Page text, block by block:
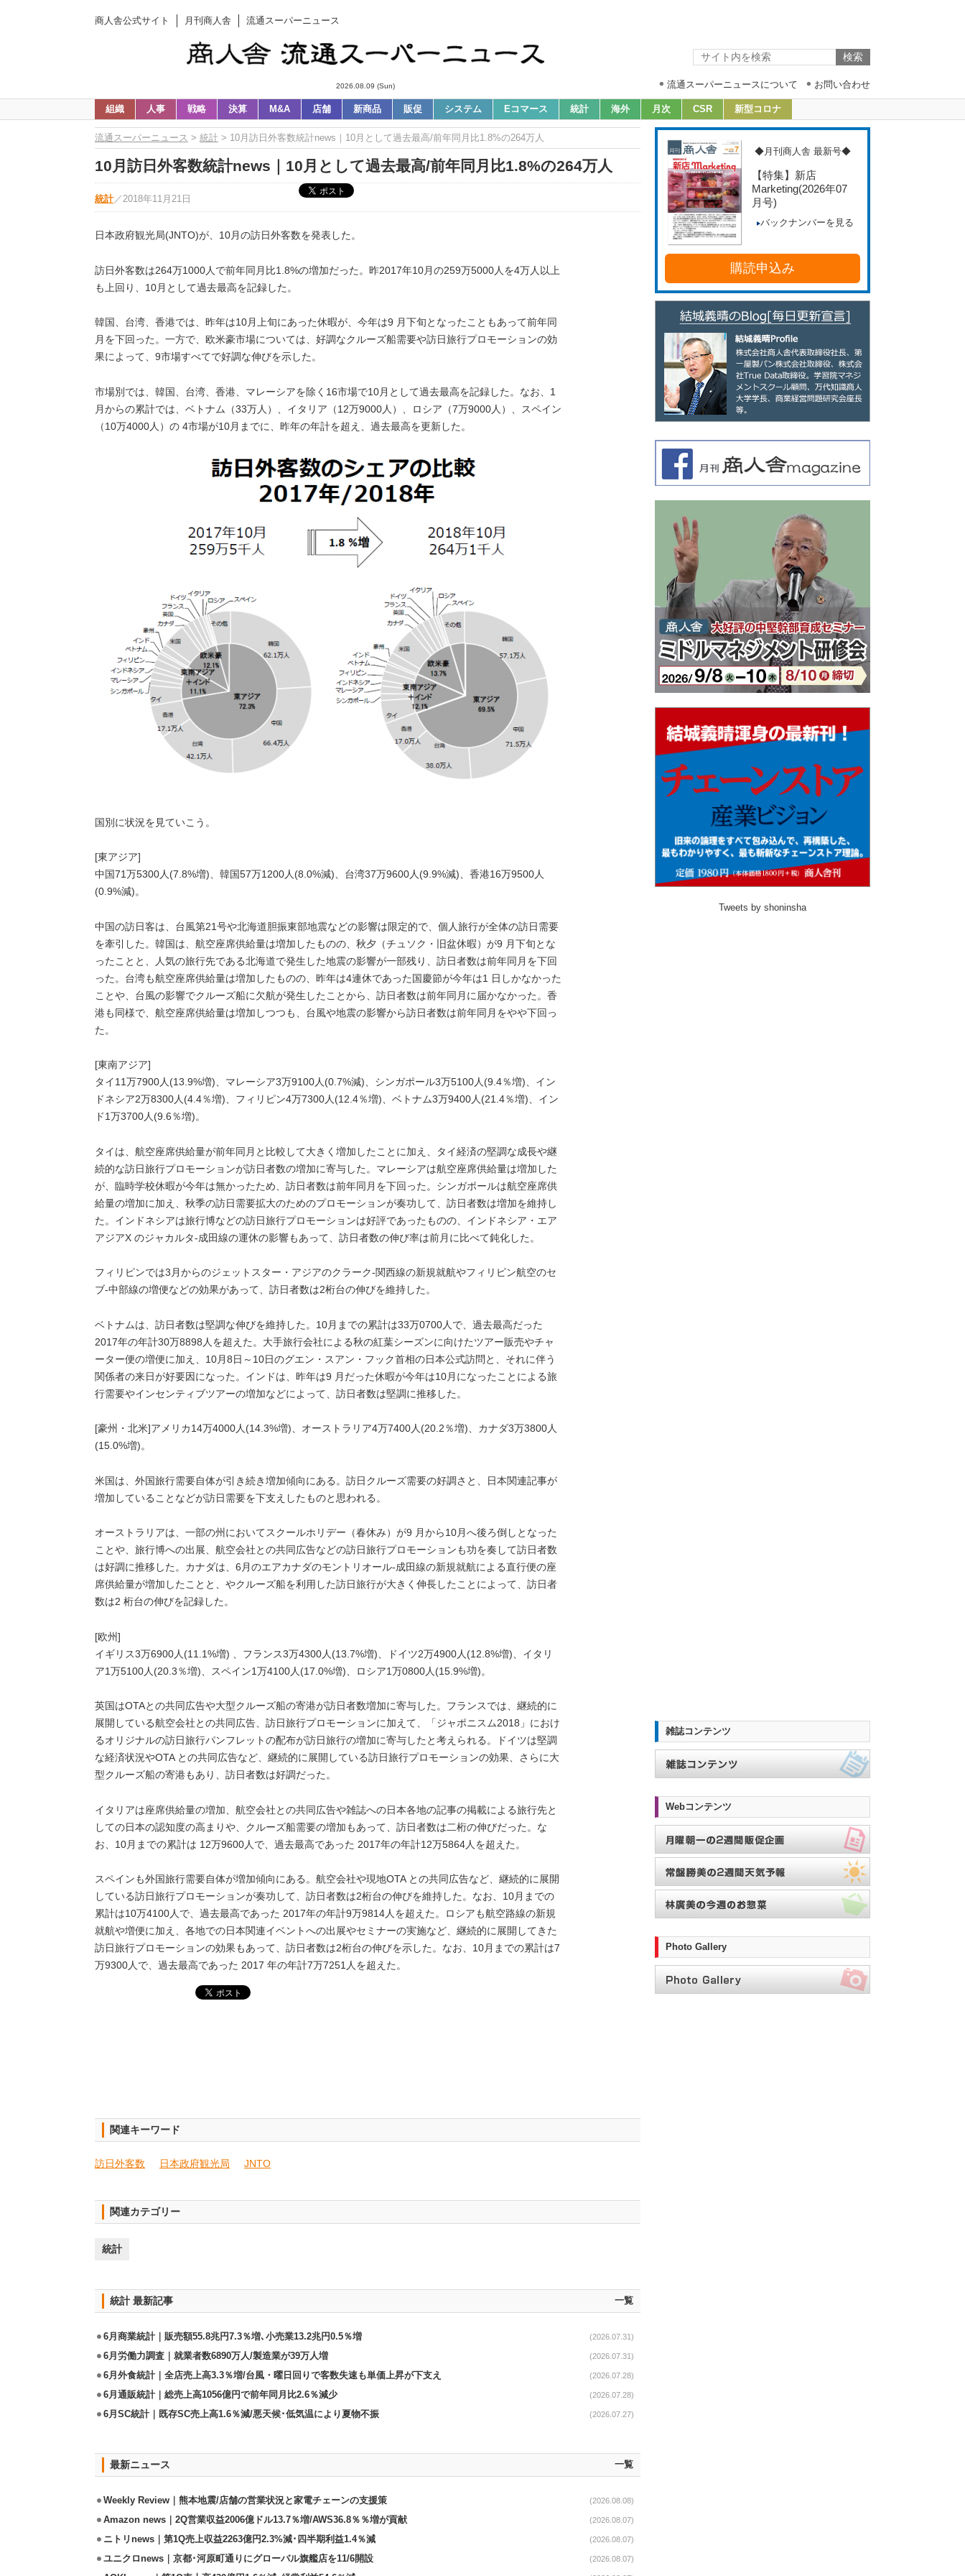
商人舎公式サイト 月刊商人舎 流通スーパーニュース
2026.08.09 (Sun) 流通スーパーニュースについて お問い合わせ
組織 人事 戦略 決算 M&A 店舗 新商品 販促 システム Eコマース 統計 海外 月次 CSR 新型コロナ
流通スーパーニュース > 統計 > 10月訪日外客数統計news｜10月として過去最高/前年同月比1.8%の264万人
10月訪日外客数統計news｜10月として過去最高/前年同月比1.8%の264万人
統計 ／ 2018年11月21日
日本政府観光局(JNTO)が、10月の訪日外客数を発表した。
訪日外客数は264万1000人で前年同月比1.8%の増加だった。昨2017年10月の259万5000人を4万人以上
も上回り、10月として過去最高を記録した。
韓国、台湾、香港では、昨年は10月上旬にあった休暇が、今年は9 月下旬となったこともあって前年同
月を下回った。一方で、欧米豪市場については、好調なクルーズ船需要や訪日旅行プロモーションの効
果によって、9市場すべてで好調な伸びを示した。
市場別では、韓国、台湾、香港、マレーシアを除く16市場で10月として過去最高を記録した。なお、1
月からの累計では、ベトナム（33万人）、イタリア（12万9000人）、ロシア（7万9000人）、スペイン
（10万4000人）の 4市場が10月までに、昨年の年計を超え、過去最高を更新した。
国別に状況を見ていこう。
[東アジア]
中国71万5300人(7.8%増)、韓国57万1200人(8.0%減)、台湾37万9600人(9.9%減)、香港16万9500人
(0.9%減)。
中国の訪日客は、台風第21号や北海道胆振東部地震などの影響は限定的で、個人旅行が全体の訪日需要
を牽引した。韓国は、航空座席供給量は増加したものの、秋夕（チュソク・旧盆休暇）が9 月下旬とな
ったことと、人気の旅行先である北海道で発生した地震の影響が一部残り、訪日者数は前年同月を下回
った。台湾も航空座席供給量は増加したものの、昨年は4連休であった国慶節が今年は1 日しかなかった
ことや、台風の影響でクルーズ船に欠航が発生したことから、訪日者数は前年同月に届かなかった。香
港も同様で、航空座席供給量は増加しつつも、台風や地震の影響から訪日者数は前年同月をやや下回っ
た。
[東南アジア]
タイ11万7900人(13.9%増)、マレーシア3万9100人(0.7%減)、シンガポール3万5100人(9.4％増)、イン
ドネシア2万8300人(4.4％増)、フィリピン4万7300人(12.4％増)、ベトナム3万9400人(21.4％増)、イン
ド1万3700人(9.6％増)。
タイは、航空座席供給量が前年同月と比較して大きく増加したことに加え、タイ経済の堅調な成長や継
続的な訪日旅行プロモーションが訪日者数の増加に寄与した。マレーシアは航空座席供給量は増加した
が、臨時学校休暇が今年は無かったため、訪日者数は前年同月を下回った。シンガポールは航空座席供
給量の増加に加え、秋季の訪日需要拡大のためのプロモーションが奏功して、訪日者数は増加を維持し
た。インドネシアは旅行博などの訪日旅行プロモーションは好評であったものの、インドネシア・エア
アジアX のジャカルタ-成田線の運休の影響もあって、訪日者数の伸び率は前月に比べて鈍化した。
フィリピンでは3月からのジェットスター・アジアのクラーク-関西線の新規就航やフィリピン航空のセ
ブ-中部線の増便などの効果があって、訪日者数は2桁台の伸びを維持した。
ベトナムは、訪日者数は堅調な伸びを維持した。10月までの累計は33万0700人で、過去最高だった
2017年の年計30万8898人を超えた。大手旅行会社による秋の紅葉シーズンに向けたツアー販売やチャ
ーター便の増便に加え、10月8日～10日のグエン・スアン・フック首相の日本公式訪問と、それに伴う
関係者の来日が好要因になった。インドは、昨年は9 月だった休暇が今年は10月になったことによる旅
行需要やインセンティブツアーの増加などによって、訪日者数は堅調に推移した。
[豪州・北米]アメリカ14万4000人(14.3%増)、オーストラリア4万7400人(20.2％増)、カナダ3万3800人
(15.0%増)。
米国は、外国旅行需要自体が引き続き増加傾向にある。訪日クルーズ需要の好調さと、日本関連記事が
増加していることなどが訪日需要を下支えしたものと思われる。
オーストラリアは、一部の州においてスクールホリデー（春休み）が9 月から10月へ後ろ倒しとなった
ことや、旅行博への出展、航空会社との共同広告などの訪日旅行プロモーションも功を奏して訪日者数
は好調に推移した。カナダは、6月のエアカナダのモントリオール-成田線の新規就航による直行便の座
席供給量が増加したことと、やクルーズ船を利用した訪日旅行が大きく伸長したことによって、訪日者
数は2 桁台の伸びを記録した。
[欧州]
イギリス3万6900人(11.1%増) 、フランス3万4300人(13.7%増)、ドイツ2万4900人(12.8%増)、イタリ
ア1万5100人(20.3％増)、スペイン1万4100人(17.0%増)、ロシア1万0800人(15.9%増)。
英国はOTAとの共同広告や大型クルーズ船の寄港が訪日者数増加に寄与した。フランスでは、継続的に
展開している航空会社との共同広告、訪日旅行プロモーションに加えて、「ジャポニスム2018」におけ
るオリジナルの訪日旅行パンフレットの配布が訪日旅行の増加に寄与したと考えられる。ドイツは堅調
な経済状況やOTA との共同広告など、継続的に展開している訪日旅行プロモーションの効果、さらに大
型クルーズ船の寄港もあり、訪日者数は好調だった。
イタリアは座席供給量の増加、航空会社との共同広告や雑誌への日本各地の記事の掲載による旅行先と
しての日本の認知度の高まりや、クルーズ船需要の増加もあって、訪日者数は二桁の伸びだった。な
お、10月までの累計は 12万9600人で、過去最高であった 2017年の年計12万5864人を超えた。
スペインも外国旅行需要自体が増加傾向にある。航空会社や現地OTA との共同広告など、継続的に展開
している訪日旅行プロモーションが奏功して、訪日者数は2桁台の伸びを維持した。なお、10月までの
累計は10万4100人で、過去最高であった 2017年の年計9万9814人を超えた。ロシアも航空路線の新規
就航や増便に加え、各地での日本関連イベントへの出展やセミナーの実施など、継続的に展開してきた
訪日旅行プロモーションの効果もあって、訪日者数は2桁台の伸びを示した。なお、10月までの累計は7
万9300人で、過去最高であった 2017 年の年計7万7251人を超えた。
関連キーワード
訪日外客数 日本政府観光局 JNTO
関連カテゴリー
統計
統計 最新記事 一覧
6月商業統計｜販売額55.8兆円7.3％増､小売業13.2兆円0.5％増 (2026.07.31)
6月労働力調査｜就業者数6890万人/製造業が39万人増 (2026.07.31)
6月外食統計｜全店売上高3.3％増/台風・曜日回りで客数失速も単価上昇が下支え (2026.07.28)
6月通販統計｜総売上高1056億円で前年同月比2.6％減少 (2026.07.28)
6月SC統計｜既存SC売上高1.6％減/悪天候･低気温により夏物不振 (2026.07.27)
最新ニュース 一覧
Weekly Review｜熊本地震/店舗の営業状況と家電チェーンの支援策 (2026.08.08)
Amazon news｜2Q営業収益2006億ドル13.7％増/AWS36.8％％増が貢献 (2026.08.07)
ニトリnews｜第1Q売上収益2263億円2.3%減･四半期利益1.4％減 (2026.08.07)
ユニクロnews｜京都･河原町通りにグローバル旗艦店を11/6開設 (2026.08.07)
◆月刊商人舎 最新号◆
【特集】新店
Marketing(2026年07
月号)
バックナンバーを見る
購読申込み
Tweets by shoninsha
雑誌コンテンツ
Webコンテンツ
Photo Gallery